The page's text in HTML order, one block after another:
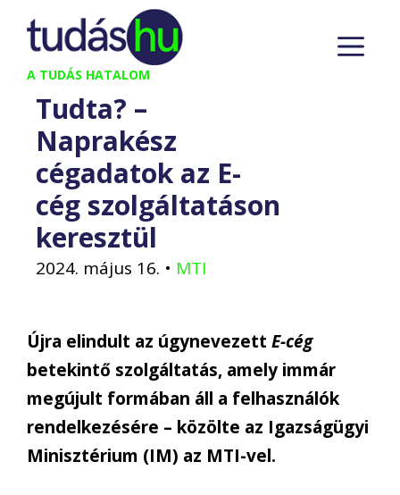
Kilépés
tartalomba
A TUDÁS HATALOM
Tudta? –
Naprakész
cégadatok az E-
cég szolgáltatáson
keresztül
2024. május 16. • MTI
Újra elindult az úgynevezett E-cég
betekintő szolgáltatás, amely immár
megújult formában áll a felhasználók
rendelkezésére – közölte az Igazságügyi
Minisztérium (IM) az MTI-vel.